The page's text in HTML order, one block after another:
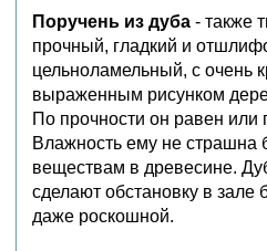
Поручень из дуба - также
прочный, гладкий и
цельноламельный, с очень
выраженным рисунком
По прочности он равен или
Влажность ему не страшна
веществам в древесине.
сделают обстановку в зале
даже роскошной.